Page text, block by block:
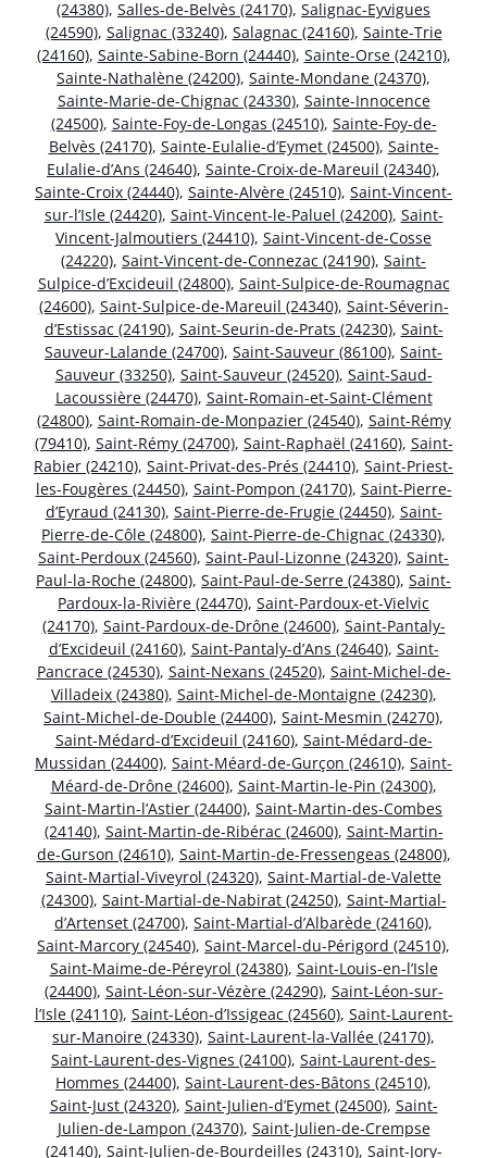
(24380), Salles-de-Belvès (24170), Salignac-Eyvigues
(24590), Salignac (33240), Salagnac (24160), Sainte-Trie
(24160), Sainte-Sabine-Born (24440), Sainte-Orse (24210),
Sainte-Nathalène (24200), Sainte-Mondane (24370),
Sainte-Marie-de-Chignac (24330), Sainte-Innocence
(24500), Sainte-Foy-de-Longas (24510), Sainte-Foy-de-
Belvès (24170), Sainte-Eulalie-d’Eymet (24500), Sainte-
Eulalie-d’Ans (24640), Sainte-Croix-de-Mareuil (24340),
Sainte-Croix (24440), Sainte-Alvère (24510), Saint-Vincent-
sur-l’Isle (24420), Saint-Vincent-le-Paluel (24200), Saint-
Vincent-Jalmoutiers (24410), Saint-Vincent-de-Cosse
(24220), Saint-Vincent-de-Connezac (24190), Saint-
Sulpice-d’Excideuil (24800), Saint-Sulpice-de-Roumagnac
(24600), Saint-Sulpice-de-Mareuil (24340), Saint-Séverin-
d’Estissac (24190), Saint-Seurin-de-Prats (24230), Saint-
Sauveur-Lalande (24700), Saint-Sauveur (86100), Saint-
Sauveur (33250), Saint-Sauveur (24520), Saint-Saud-
Lacoussière (24470), Saint-Romain-et-Saint-Clément
(24800), Saint-Romain-de-Monpazier (24540), Saint-Rémy
(79410), Saint-Rémy (24700), Saint-Raphaël (24160), Saint-
Rabier (24210), Saint-Privat-des-Prés (24410), Saint-Priest-
les-Fougères (24450), Saint-Pompon (24170), Saint-Pierre-
d’Eyraud (24130), Saint-Pierre-de-Frugie (24450), Saint-
Pierre-de-Côle (24800), Saint-Pierre-de-Chignac (24330),
Saint-Perdoux (24560), Saint-Paul-Lizonne (24320), Saint-
Paul-la-Roche (24800), Saint-Paul-de-Serre (24380), Saint-
Pardoux-la-Rivière (24470), Saint-Pardoux-et-Vielvic
(24170), Saint-Pardoux-de-Drône (24600), Saint-Pantaly-
d’Excideuil (24160), Saint-Pantaly-d’Ans (24640), Saint-
Pancrace (24530), Saint-Nexans (24520), Saint-Michel-de-
Villadeix (24380), Saint-Michel-de-Montaigne (24230),
Saint-Michel-de-Double (24400), Saint-Mesmin (24270),
Saint-Médard-d’Excideuil (24160), Saint-Médard-de-
Mussidan (24400), Saint-Méard-de-Gurçon (24610), Saint-
Méard-de-Drône (24600), Saint-Martin-le-Pin (24300),
Saint-Martin-l’Astier (24400), Saint-Martin-des-Combes
(24140), Saint-Martin-de-Ribérac (24600), Saint-Martin-
de-Gurson (24610), Saint-Martin-de-Fressengeas (24800),
Saint-Martial-Viveyrol (24320), Saint-Martial-de-Valette
(24300), Saint-Martial-de-Nabirat (24250), Saint-Martial-
d’Artenset (24700), Saint-Martial-d’Albarède (24160),
Saint-Marcory (24540), Saint-Marcel-du-Périgord (24510),
Saint-Maime-de-Péreyrol (24380), Saint-Louis-en-l’Isle
(24400), Saint-Léon-sur-Vézère (24290), Saint-Léon-sur-
l’Isle (24110), Saint-Léon-d’Issigeac (24560), Saint-Laurent-
sur-Manoire (24330), Saint-Laurent-la-Vallée (24170),
Saint-Laurent-des-Vignes (24100), Saint-Laurent-des-
Hommes (24400), Saint-Laurent-des-Bâtons (24510),
Saint-Just (24320), Saint-Julien-d’Eymet (24500), Saint-
Julien-de-Lampon (24370), Saint-Julien-de-Crempse
(24140), Saint-Julien-de-Bourdeilles (24310), Saint-Jory-